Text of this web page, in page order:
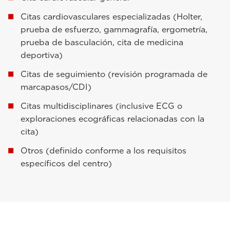
Citas cardiovasculares especializadas (Holter,
prueba de esfuerzo, gammagrafía, ergometría,
prueba de basculación, cita de medicina
deportiva)
Citas de seguimiento (revisión programada de
marcapasos/CDI)
Citas multidisciplinares (inclusive ECG o
exploraciones ecográficas relacionadas con la
cita)
Otros (definido conforme a los requisitos
específicos del centro)